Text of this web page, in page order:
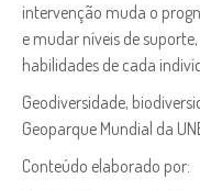
intervenção muda o
e mudar níveis de
habilidades de cada
Geodiversidade,
Geoparque Mundial da
Conteúdo elaborado por: